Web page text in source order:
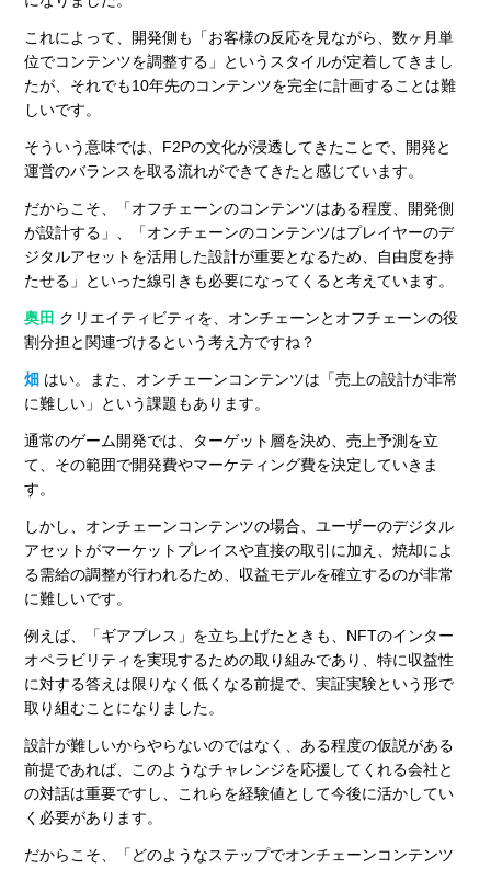
これによって、開発側も「お客様の反応を見ながら、数ヶ月単
位でコンテンツを調整する」というスタイルが定着してきまし
たが、それでも10年先のコンテンツを完全に計画することは難
しいです。
そういう意味では、F2Pの文化が浸透してきたことで、開発と
運営のバランスを取る流れができてきたと感じています。
だからこそ、「オフチェーンのコンテンツはある程度、開発側
が設計する」、「オンチェーンのコンテンツはプレイヤーのデ
ジタルアセットを活用した設計が重要となるため、自由度を持
たせる」といった線引きも必要になってくると考えています。
奥田 クリエイティビティを、オンチェーンとオフチェーンの役
割分担と関連づけるという考え方ですね？
畑 はい。また、オンチェーンコンテンツは「売上の設計が非常
に難しい」という課題もあります。
通常のゲーム開発では、ターゲット層を決め、売上予測を立
て、その範囲で開発費やマーケティング費を決定していきま
す。
しかし、オンチェーンコンテンツの場合、ユーザーのデジタル
アセットがマーケットプレイスや直接の取引に加え、焼却によ
る需給の調整が行われるため、収益モデルを確立するのが非常
に難しいです。
例えば、「ギアプレス」を立ち上げたときも、NFTのインター
オペラビリティを実現するための取り組みであり、特に収益性
に対する答えは限りなく低くなる前提で、実証実験という形で
取り組むことになりました。
設計が難しいからやらないのではなく、ある程度の仮説がある
前提であれば、このようなチャレンジを応援してくれる会社と
の対話は重要ですし、これらを経験値として今後に活かしてい
く必要があります。
だからこそ、「どのようなステップでオンチェーンコンテンツ